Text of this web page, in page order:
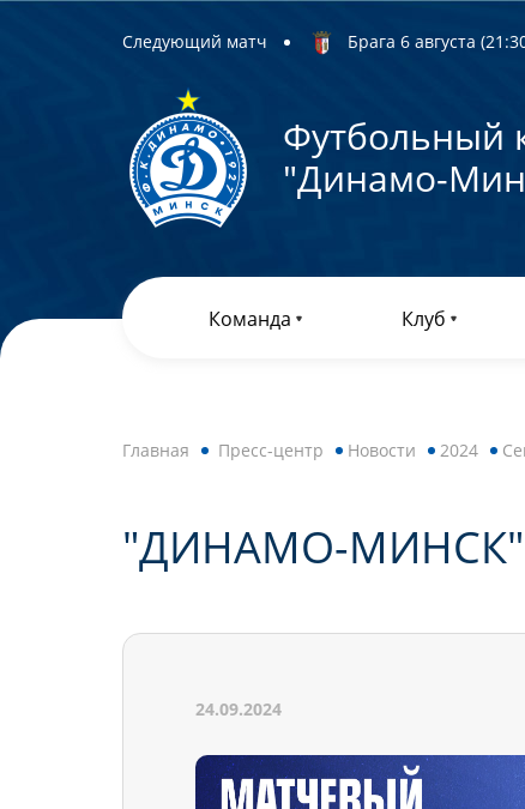
Следующий матч Брага 6 августа
Футбольный
"Динамо-
Команда Клуб
Главная Пресс-центр Новости 2024
"ДИНАМО-
24.09.2024